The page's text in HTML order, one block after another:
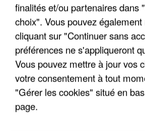
APRÈS TOUTES CES
DE FAUNE SAUVAGE SONT...
finalités et/ou partenaires dans
choix". Vous pouvez également
cliquant sur "Continuer sans
préférences ne s'appliqueront
Vous pouvez mettre à jour vos
votre consentement à tout
"Gérer les cookies" situé en
page.